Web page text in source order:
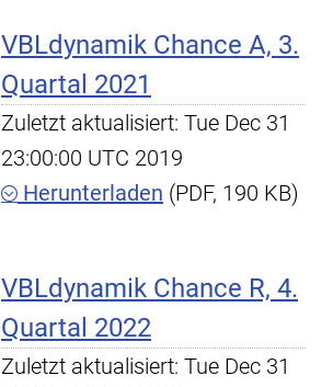
VBLdynamik Chance A, 3.
Quartal 2021
Zuletzt aktualisiert: Tue Dec 31
23:00:00 UTC 2019
Herunterladen (PDF, 190 KB)
VBLdynamik Chance R, 4.
Quartal 2022
Zuletzt aktualisiert: Tue Dec 31